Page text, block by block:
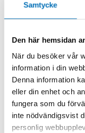
Samtycke
Den här hemsidan
När du besöker vår
information i din
Denna information
eller din enhet och
fungera som du
inte nödvändigsvist
personlig
conference will be
September 2021. Join
conference: Today’s
Nordic perspective
The registration will
The conference
a Nordic perspective
Welfare Centre, an
Ministers’ social and